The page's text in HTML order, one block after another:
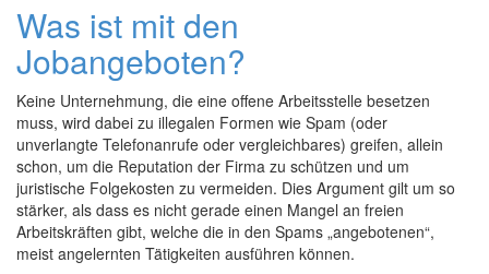
Was ist mit den
Jobangeboten?
Keine Unternehmung, die eine offene Arbeitsstelle besetzen
muss, wird dabei zu illegalen Formen wie Spam (oder
unverlangte Telefonanrufe oder vergleichbares) greifen, allein
schon, um die Reputation der Firma zu schützen und um
juristische Folgekosten zu vermeiden. Dies Argument gilt um so
stärker, als dass es nicht gerade einen Mangel an freien
Arbeitskräften gibt, welche die in den Spams „angebotenen“,
meist angelernten Tätigkeiten ausführen können.